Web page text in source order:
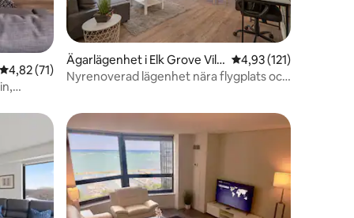
4,82 av 5 i genomsnittligt betyg, 71 omdömen
4,82 (71)
Ägarlägenhet i Elk Grove Villa
ge
4,93 av 5 i
4,93 (121)
Nyrenoverad lägenhet nära flygplats och